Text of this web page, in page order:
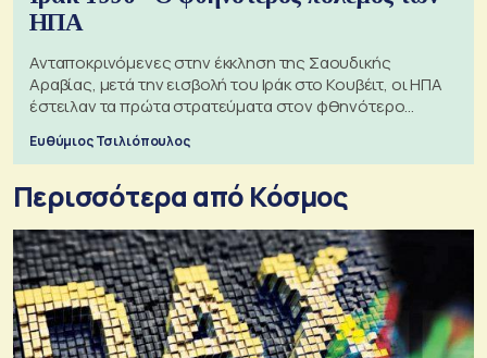
ΗΠΑ
Ανταποκρινόμενες στην έκκληση της Σαουδικής
Αραβίας, μετά την εισβολή του Ιράκ στο Κουβέιτ, οι ΗΠΑ
έστειλαν τα πρώτα στρατεύματα στον φθηνότερο
Ευθύμιος Τσιλιόπουλος
Περισσότερα από Κόσμος